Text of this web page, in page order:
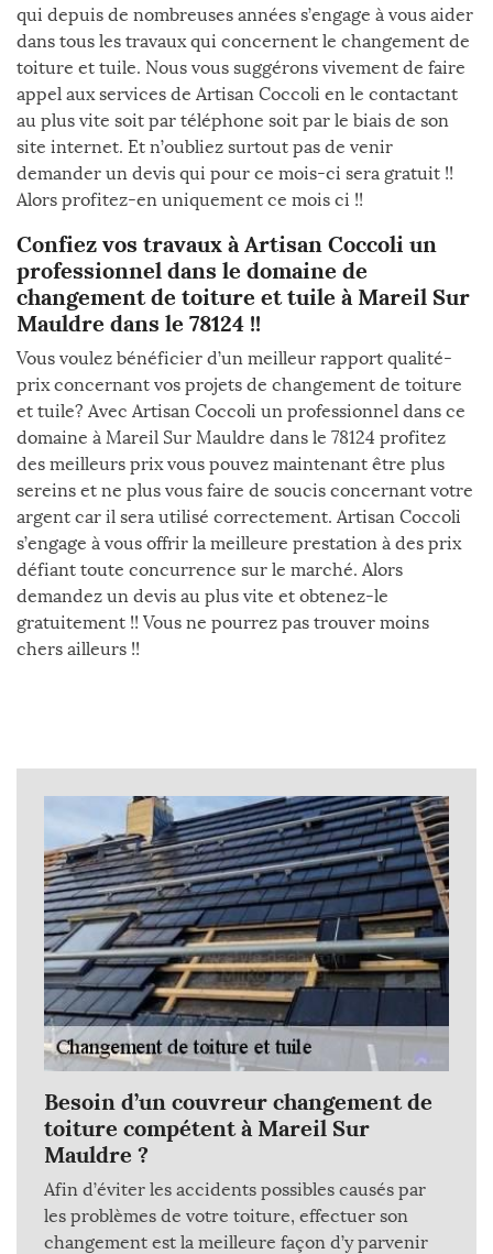
qui depuis de nombreuses années s’engage à vous aider
dans tous les travaux qui concernent le changement de
toiture et tuile. Nous vous suggérons vivement de faire
appel aux services de Artisan Coccoli en le contactant
au plus vite soit par téléphone soit par le biais de son
site internet. Et n’oubliez surtout pas de venir
demander un devis qui pour ce mois-ci sera gratuit !!
Alors profitez-en uniquement ce mois ci !!
Confiez vos travaux à Artisan Coccoli un
professionnel dans le domaine de
changement de toiture et tuile à Mareil Sur
Mauldre dans le 78124 !!
Vous voulez bénéficier d’un meilleur rapport qualité-
prix concernant vos projets de changement de toiture
et tuile? Avec Artisan Coccoli un professionnel dans ce
domaine à Mareil Sur Mauldre dans le 78124 profitez
des meilleurs prix vous pouvez maintenant être plus
sereins et ne plus vous faire de soucis concernant votre
argent car il sera utilisé correctement. Artisan Coccoli
s’engage à vous offrir la meilleure prestation à des prix
défiant toute concurrence sur le marché. Alors
demandez un devis au plus vite et obtenez-le
gratuitement !! Vous ne pourrez pas trouver moins
chers ailleurs !!
Besoin d’un couvreur changement de
toiture compétent à Mareil Sur
Mauldre ?
Afin d’éviter les accidents possibles causés par
les problèmes de votre toiture, effectuer son
changement est la meilleure façon d’y parvenir